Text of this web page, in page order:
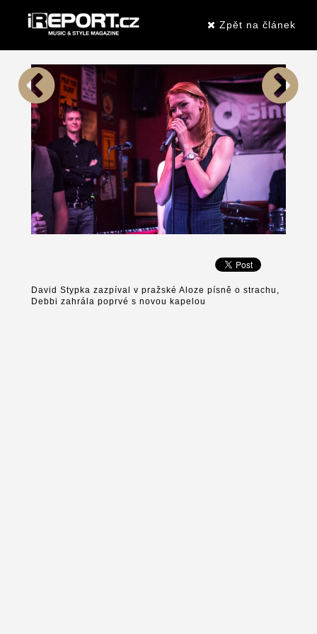
Zpět na článek
David Stypka zazpíval v pražské Aloze písně o strachu,
Debbi zahrála poprvé s novou kapelou